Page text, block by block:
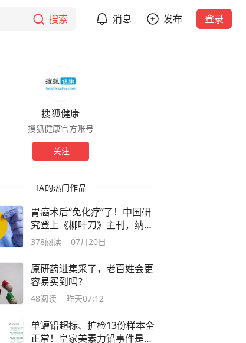
搜索 消息 发布 登录
搜狐健康
搜狐健康官方账号
关注
TA的热门作品
胃癌术后“免化疗”了！中国研
究登上《柳叶刀》主刊，纳入
新指南
378阅读 07月20日
原研药进集采了，老百姓会更
容易买到吗？
48阅读 昨天07:12
单罐铅超标、扩检13份样本全
正常！皇家美素力铅事件是乌